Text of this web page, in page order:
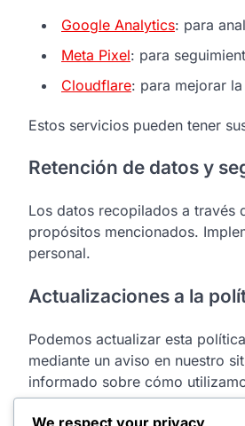
Google Analytics: para
Meta Pixel: para
Cloudflare: para mejorar
Estos servicios pueden tener
Retención de datos y
Los datos recopilados a través
propósitos mencionados.
personal.
Actualizaciones a la
Podemos actualizar esta
mediante un aviso en nuestro
informado sobre cómo